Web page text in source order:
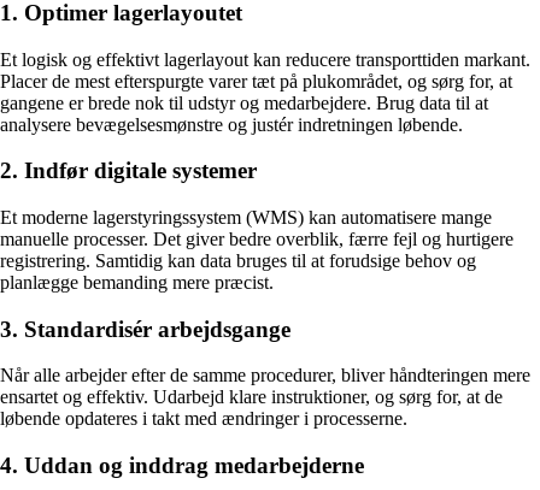
1. Optimer lagerlayoutet
Et logisk og effektivt lagerlayout kan reducere transporttiden markant.
Placer de mest efterspurgte varer tæt på plukområdet, og sørg for, at
gangene er brede nok til udstyr og medarbejdere. Brug data til at
analysere bevægelsesmønstre og justér indretningen løbende.
2. Indfør digitale systemer
Et moderne lagerstyringssystem (WMS) kan automatisere mange
manuelle processer. Det giver bedre overblik, færre fejl og hurtigere
registrering. Samtidig kan data bruges til at forudsige behov og
planlægge bemanding mere præcist.
3. Standardisér arbejdsgange
Når alle arbejder efter de samme procedurer, bliver håndteringen mere
ensartet og effektiv. Udarbejd klare instruktioner, og sørg for, at de
løbende opdateres i takt med ændringer i processerne.
4. Uddan og inddrag medarbejderne